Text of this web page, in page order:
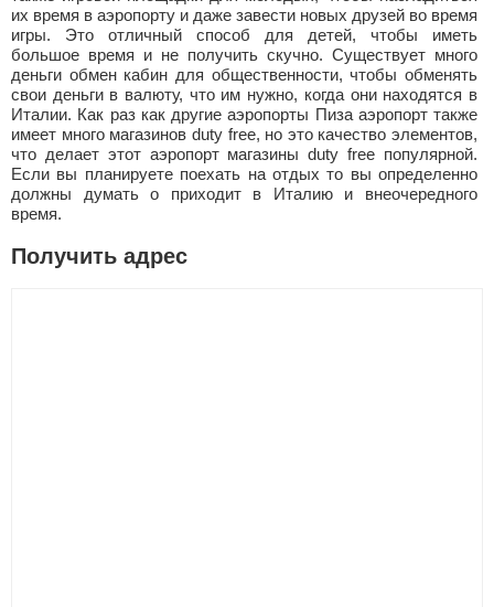
их время в аэропорту и даже завести новых друзей во время
игры. Это отличный способ для детей, чтобы иметь
большое время и не получить скучно. Существует много
деньги обмен кабин для общественности, чтобы обменять
свои деньги в валюту, что им нужно, когда они находятся в
Италии. Как раз как другие аэропорты Пиза аэропорт также
имеет много магазинов duty free, но это качество элементов,
что делает этот аэропорт магазины duty free популярной.
Если вы планируете поехать на отдых то вы определенно
должны думать о приходит в Италию и внеочередного
время.
Получить адрес